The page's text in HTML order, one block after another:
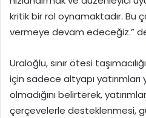
kritik bir rol oynamaktadır. Bu
vermeye devam edeceğiz.”
Uraloğlu, sınır ötesi
için sadece altyapı
olmadığını belirterek,
çerçevelerle desteklenmesi,